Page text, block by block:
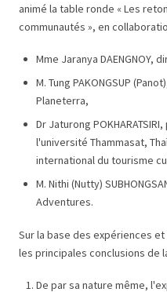
animé la table ronde « Les
communautés », en
Mme Jaranya DAENGNOY,
M. Tung PAKONGSUP
Planeterra,
Dr Jaturong
l'université Thammasat,
international du tourisme
M. Nithi (Nutty)
Adventures.
Sur la base des expériences
les principales conclusions de
De par sa nature même,